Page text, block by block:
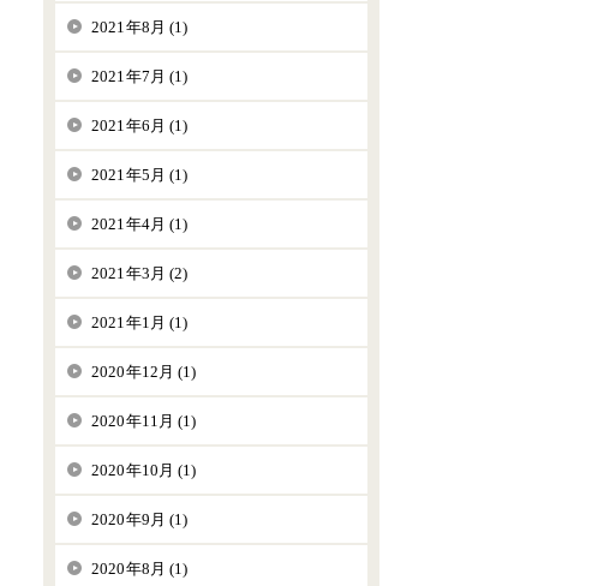
2021年8月 (1)
2021年7月 (1)
2021年6月 (1)
2021年5月 (1)
2021年4月 (1)
2021年3月 (2)
2021年1月 (1)
2020年12月 (1)
2020年11月 (1)
2020年10月 (1)
2020年9月 (1)
2020年8月 (1)